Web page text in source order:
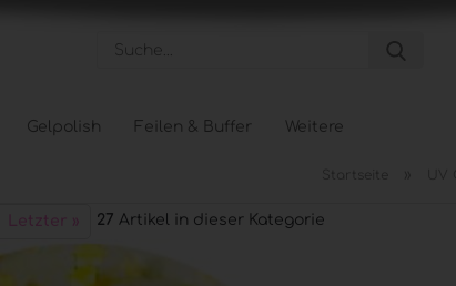
Gelpolish Feilen & Buffer Weitere
Pflege anzeigen
Körperpflege
Letzter » 27 Artikel in dieser Kategorie